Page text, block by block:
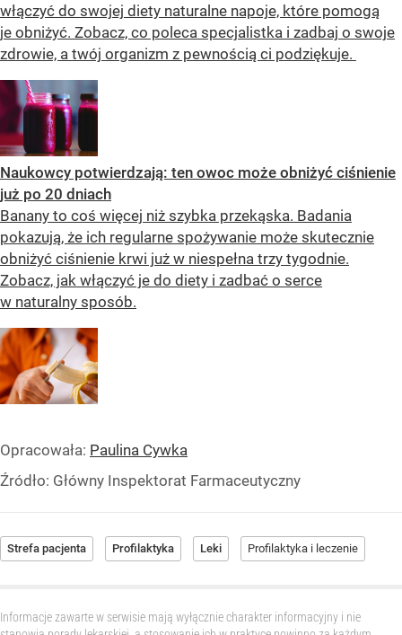
włączyć do swojej diety naturalne napoje, które pomogą
je obniżyć. Zobacz, co poleca specjalistka i zadbaj o swoje
zdrowie, a twój organizm z pewnością ci podziękuje.
Naukowcy potwierdzają: ten owoc może obniżyć ciśnienie
już po 20 dniach
Banany to coś więcej niż szybka przekąska. Badania
pokazują, że ich regularne spożywanie może skutecznie
obniżyć ciśnienie krwi już w niespełna trzy tygodnie.
Zobacz, jak włączyć je do diety i zadbać o serce
w naturalny sposób.
Opracowała: Paulina Cywka
Źródło: Główny Inspektorat Farmaceutyczny
Strefa pacjenta Profilaktyka Leki Profilaktyka i leczenie
Informacje zawarte w serwisie mają wyłącznie charakter informacyjny i nie